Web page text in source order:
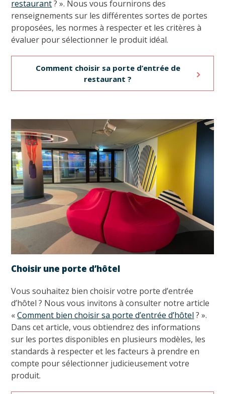
restaurant? ». Nous vous fournirons des
renseignements sur les différentes sortes de portes
proposées, les normes à respecter et les critères à
évaluer pour sélectionner le produit idéal.
Comment choisir sa porte d’entrée de
restaurant ?
Choisir une porte d’hôtel
Vous souhaitez bien choisir votre porte d’entrée
d’hôtel ? Nous vous invitons à consulter notre article
«Comment bien choisir sa porte d’entrée d’hôtel ? ».
Dans cet article, vous obtiendrez des informations
sur les portes disponibles en plusieurs modèles, les
standards à respecter et les facteurs à prendre en
compte pour sélectionner judicieusement votre
produit.